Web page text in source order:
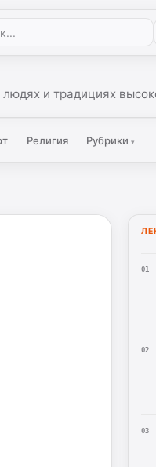
и традициях
Религия Рубрики▾
01
02
03